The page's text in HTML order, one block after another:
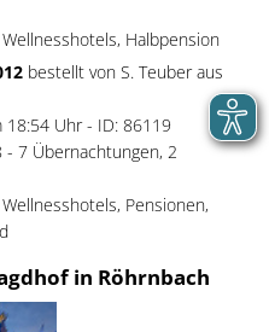
Halbpension
bestellt von S. Teuber aus
Uhr - ID: 86119
- 7 Übernachtungen, 2
Pensionen,
in Röhrnbach